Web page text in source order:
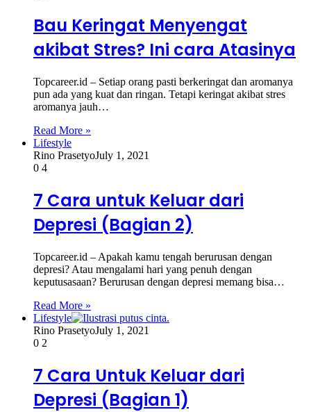
Bau Keringat Menyengat
akibat Stres? Ini cara Atasinya
Topcareer.id – Setiap orang pasti berkeringat dan aromanya
pun ada yang kuat dan ringan. Tetapi keringat akibat stres
aromanya jauh…
Read More »
Lifestyle
Rino PrasetyoJuly 1, 2021
0 4
7 Cara untuk Keluar dari
Depresi (Bagian 2)
Topcareer.id – Apakah kamu tengah berurusan dengan
depresi? Atau mengalami hari yang penuh dengan
keputusasaan? Berurusan dengan depresi memang bisa…
Read More »
Lifestyle
Rino PrasetyoJuly 1, 2021
0 2
7 Cara Untuk Keluar dari
Depresi (Bagian 1)